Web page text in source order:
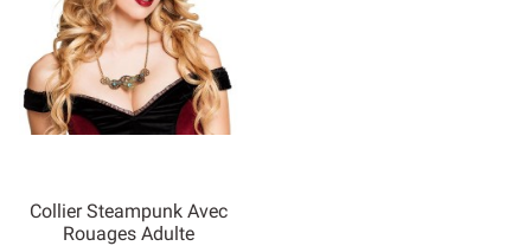
Collier Steampunk Avec
Rouages Adulte